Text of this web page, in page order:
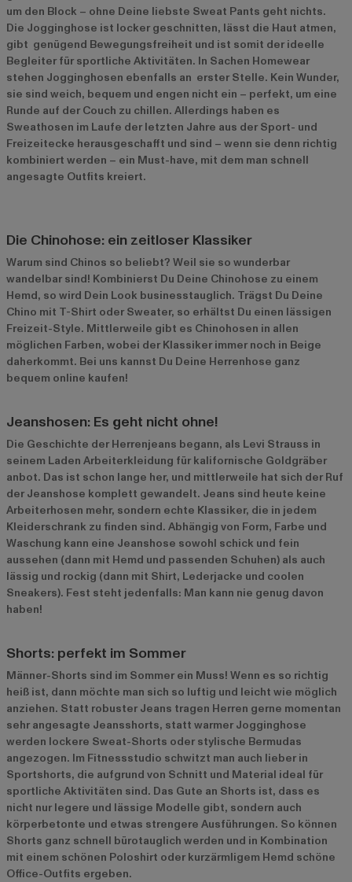
um den Block – ohne Deine liebste Sweat Pants geht nichts.
Die Jogginghose ist locker geschnitten, lässt die Haut atmen,
gibt genügend Bewegungsfreiheit und ist somit der ideelle
Begleiter für sportliche Aktivitäten. In Sachen Homewear
stehen Jogginghosen ebenfalls an erster Stelle. Kein Wunder,
sie sind weich, bequem und engen nicht ein – perfekt, um eine
Runde auf der Couch zu chillen. Allerdings haben es
Sweathosen im Laufe der letzten Jahre aus der Sport- und
Freizeitecke herausgeschafft und sind – wenn sie denn richtig
kombiniert werden – ein Must-have, mit dem man schnell
angesagte Outfits kreiert.
Die Chinohose: ein zeitloser Klassiker
Warum sind Chinos so beliebt? Weil sie so wunderbar
wandelbar sind! Kombinierst Du Deine Chinohose zu einem
Hemd, so wird Dein Look businesstauglich. Trägst Du Deine
Chino mit T-Shirt oder Sweater, so erhältst Du einen lässigen
Freizeit-Style. Mittlerweile gibt es Chinohosen in allen
möglichen Farben, wobei der Klassiker immer noch in Beige
daherkommt. Bei uns kannst Du Deine Herrenhose ganz
bequem online kaufen!
Jeanshosen: Es geht nicht ohne!
Die Geschichte der Herrenjeans begann, als Levi Strauss in
seinem Laden Arbeiterkleidung für kalifornische Goldgräber
anbot. Das ist schon lange her, und mittlerweile hat sich der Ruf
der Jeanshose komplett gewandelt. Jeans sind heute keine
Arbeiterhosen mehr, sondern echte Klassiker, die in jedem
Kleiderschrank zu finden sind. Abhängig von Form, Farbe und
Waschung kann eine Jeanshose sowohl schick und fein
aussehen (dann mit Hemd und passenden Schuhen) als auch
lässig und rockig (dann mit Shirt, Lederjacke und coolen
Sneakers). Fest steht jedenfalls: Man kann nie genug davon
haben!
Shorts: perfekt im Sommer
Männer-Shorts sind im Sommer ein Muss! Wenn es so richtig
heiß ist, dann möchte man sich so luftig und leicht wie möglich
anziehen. Statt robuster Jeans tragen Herren gerne momentan
sehr angesagte Jeansshorts, statt warmer Jogginghose
werden lockere Sweat-Shorts oder stylische Bermudas
angezogen. Im Fitnessstudio schwitzt man auch lieber in
Sportshorts, die aufgrund von Schnitt und Material ideal für
sportliche Aktivitäten sind. Das Gute an Shorts ist, dass es
nicht nur legere und lässige Modelle gibt, sondern auch
körperbetonte und etwas strengere Ausführungen. So können
Shorts ganz schnell bürotauglich werden und in Kombination
mit einem schönen Poloshirt oder kurzärmligem Hemd schöne
Office-Outfits ergeben.